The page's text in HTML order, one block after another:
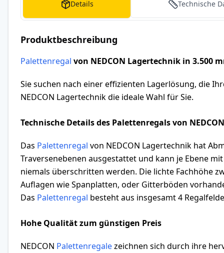
Details Technische
Produktbeschreibung
Palettenregal von NEDCON Lagertechnik in 3.500
Sie suchen nach einer effizienten Lagerlösung, die
NEDCON Lagertechnik die ideale Wahl für Sie.
Technische Details des Palettenregals von
Das Palettenregal von NEDCON Lagertechnik hat
Traversenebenen ausgestattet und kann je Ebene
niemals überschritten werden. Die lichte Fachhöhe
Auflagen wie Spanplatten, oder Gitterböden
Das Palettenregal besteht aus insgesamt 4
Hohe Qualität zum günstigen Preis
NEDCON Palettenregalezeichnen sich durch ihre